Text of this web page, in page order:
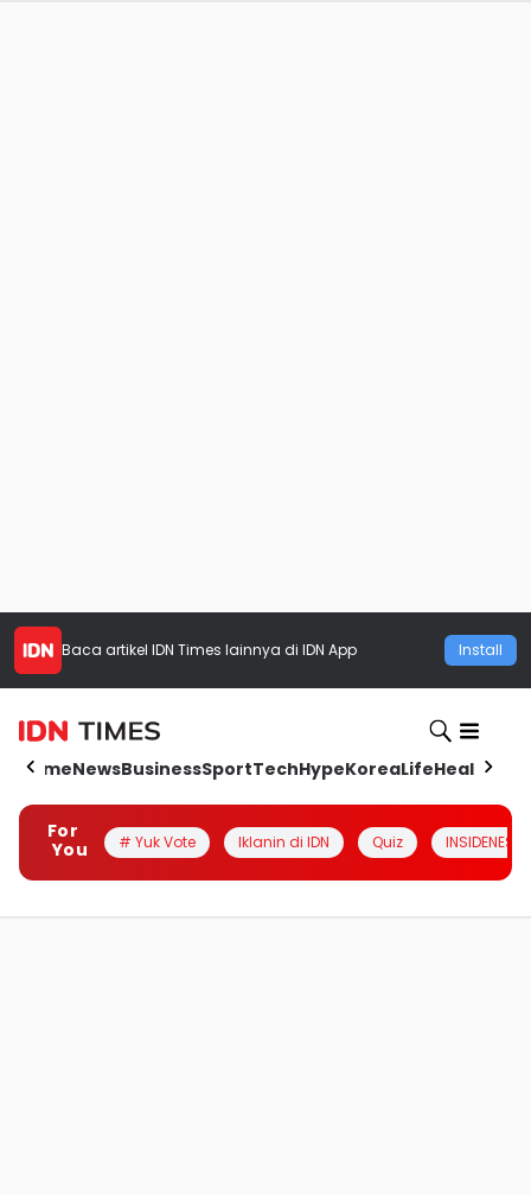
Baca artikel IDN Times lainnya di IDN App Install
HomeNewsBusinessSportTechHypeKoreaLifeHealth
For
You
# Yuk Vote Iklanin di IDN Quiz INSIDENESIA